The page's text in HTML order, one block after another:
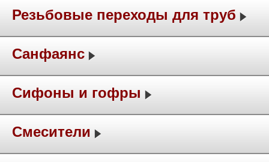
Резьбовые переходы для труб
Санфаянс
Сифоны и гофры
Смесители